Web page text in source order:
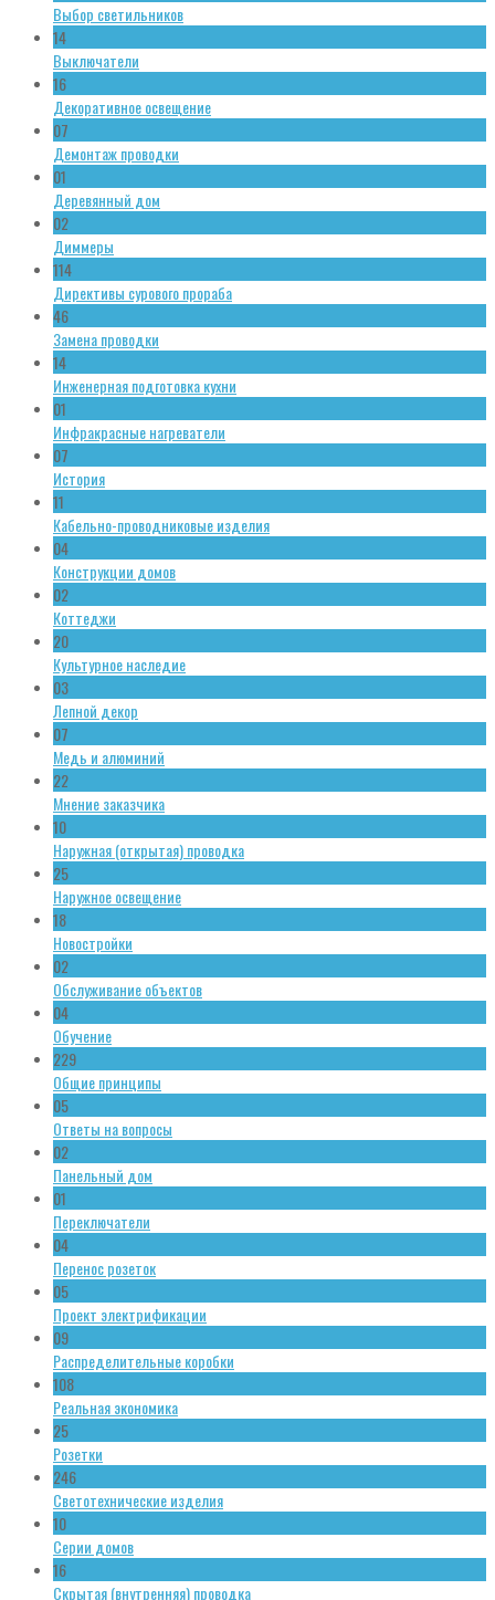
Выбор светильников
14
Выключатели
16
Декоративное освещение
07
Демонтаж проводки
01
Деревянный дом
02
Диммеры
114
Директивы сурового прораба
46
Замена проводки
14
Инженерная подготовка кухни
01
Инфракрасные нагреватели
07
История
11
Кабельно-проводниковые изделия
04
Конструкции домов
02
Коттеджи
20
Культурное наследие
03
Лепной декор
07
Медь и алюминий
22
Мнение заказчика
10
Наружная (открытая) проводка
25
Наружное освещение
18
Новостройки
02
Обслуживание объектов
04
Обучение
229
Общие принципы
05
Ответы на вопросы
02
Панельный дом
01
Переключатели
04
Перенос розеток
05
Проект электрификации
09
Распределительные коробки
108
Реальная экономика
25
Розетки
246
Светотехнические изделия
10
Серии домов
16
Скрытая (внутренняя) проводка